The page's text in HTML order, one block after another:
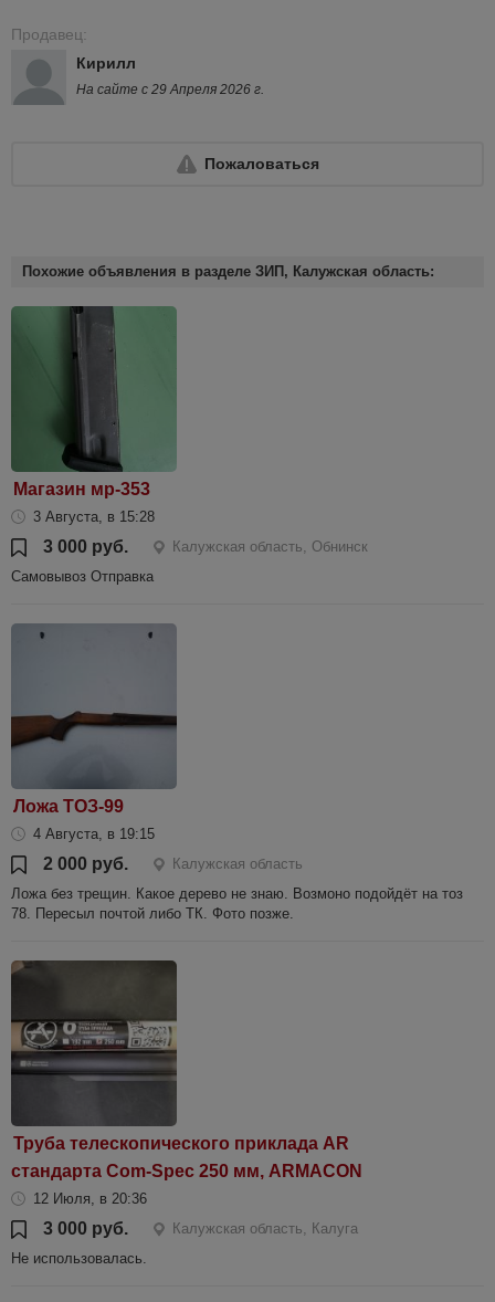
Продавец:
Кирилл
На сайте с 29 Апреля 2026 г.
Пожаловаться
Похожие объявления в разделе ЗИП, Калужская область:
Магазин мр-353
3 Августа, в 15:28
3 000 руб.
Калужская область, Обнинск
Самовывоз Отправка
Ложа ТОЗ-99
4 Августа, в 19:15
2 000 руб.
Калужская область
Ложа без трещин. Какое дерево не знаю. Возмоно подойдёт на тоз
78. Пересыл почтой либо ТК. Фото позже.
Труба телескопического приклада AR
стандарта Com-Spec 250 мм, ARMACON
12 Июля, в 20:36
3 000 руб.
Калужская область, Калуга
Не использовалась.